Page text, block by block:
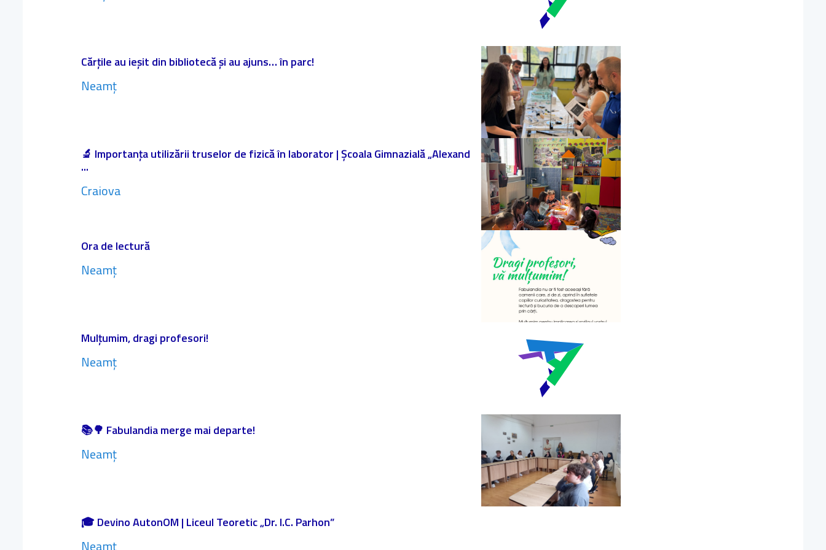
Cărțile au ieșit din bibliotecă și au ajuns… în parc!
Neamț
🔬 Importanța utilizării truselor de fizică în laborator | Școala Gimnazială „Alexand
...
Craiova
Ora de lectură
Neamț
Mulțumim, dragi profesori!
Neamț
📚🌳 Fabulandia merge mai departe!
Neamț
🎓 Devino AutonOM | Liceul Teoretic „Dr. I.C. Parhon”
Neamț